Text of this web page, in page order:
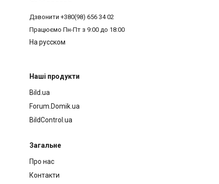
Дзвонити +380(98) 656 34 02
Працюємо Пн-Пт з 9:00 до 18:00
На русском
Наші продукти
Bild.ua
Forum.Domik.ua
BildControl.ua
Загальне
Про нас
Контакти